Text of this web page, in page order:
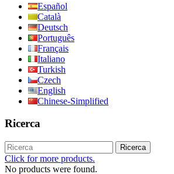
Español
Català
Deutsch
Português
Français
Italiano
Turkish
Czech
English
Chinese-Simplified
Ricerca
Ricerca
Click for more products.
No products were found.